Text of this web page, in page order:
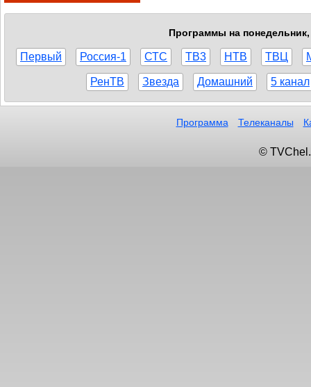
Программы на понедельник,
Первый Россия-1 СТС ТВ3 НТВ ТВЦ
РенТВ Звезда Домашний 5 канал
Программа Телеканалы
©